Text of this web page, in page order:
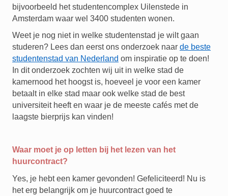
bijvoorbeeld het studentencomplex Uilenstede in
Amsterdam waar wel 3400 studenten wonen.
Weet je nog niet in welke studentenstad je wilt gaan
studeren? Lees dan eerst ons onderzoek naar de beste
studentenstad van Nederland om inspiratie op te doen!
In dit onderzoek zochten wij uit in welke stad de
kamernood het hoogst is, hoeveel je voor een kamer
betaalt in elke stad maar ook welke stad de best
universiteit heeft en waar je de meeste cafés met de
laagste bierprijs kan vinden!
Waar moet je op letten bij het lezen van het
huurcontract?
Yes, je hebt een kamer gevonden! Gefeliciteerd! Nu is
het erg belangrijk om je huurcontract goed te